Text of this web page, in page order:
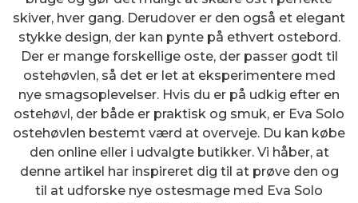
skiver, hver gang. Derudover er den også et elegant
stykke design, der kan pynte på ethvert ostebord.
Der er mange forskellige oste, der passer godt til
ostehøvlen, så det er let at eksperimentere med
nye smagsoplevelser. Hvis du er på udkig efter en
ostehøvl, der både er praktisk og smuk, er Eva Solo
ostehøvlen bestemt værd at overveje. Du kan købe
den online eller i udvalgte butikker. Vi håber, at
denne artikel har inspireret dig til at prøve den og
til at udforske nye ostesmage med Eva Solo